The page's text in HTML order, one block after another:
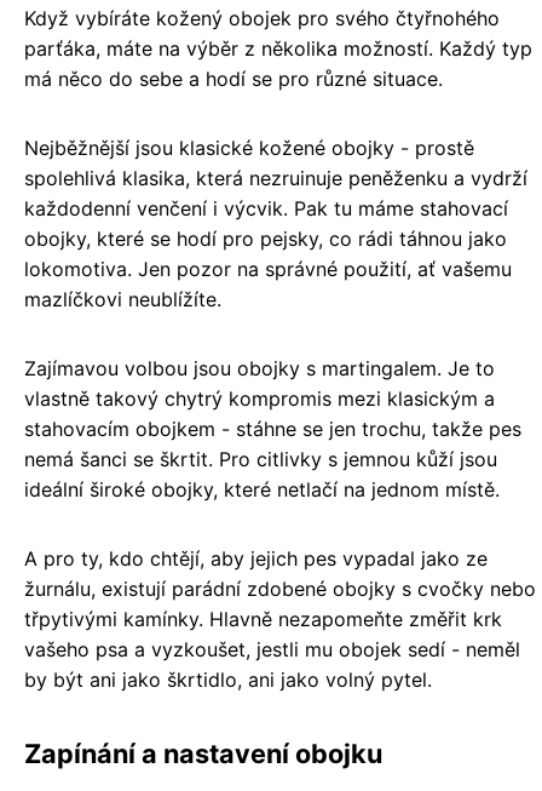
Když vybíráte kožený obojek pro svého čtyřnohého
parťáka, máte na výběr z několika možností. Každý typ
má něco do sebe a hodí se pro různé situace.
Nejběžnější jsou klasické kožené obojky - prostě
spolehlivá klasika, která nezruinuje peněženku a vydrží
každodenní venčení i výcvik. Pak tu máme stahovací
obojky, které se hodí pro pejsky, co rádi táhnou jako
lokomotiva. Jen pozor na správné použití, ať vašemu
mazlíčkovi neublížíte.
Zajímavou volbou jsou obojky s martingalem. Je to
vlastně takový chytrý kompromis mezi klasickým a
stahovacím obojkem - stáhne se jen trochu, takže pes
nemá šanci se škrtit. Pro citlivky s jemnou kůží jsou
ideální široké obojky, které netlačí na jednom místě.
A pro ty, kdo chtějí, aby jejich pes vypadal jako ze
žurnálu, existují parádní zdobené obojky s cvočky nebo
třpytivými kamínky. Hlavně nezapomeňte změřit krk
vašeho psa a vyzkoušet, jestli mu obojek sedí - neměl
by být ani jako škrtidlo, ani jako volný pytel.
Zapínání a nastavení obojku